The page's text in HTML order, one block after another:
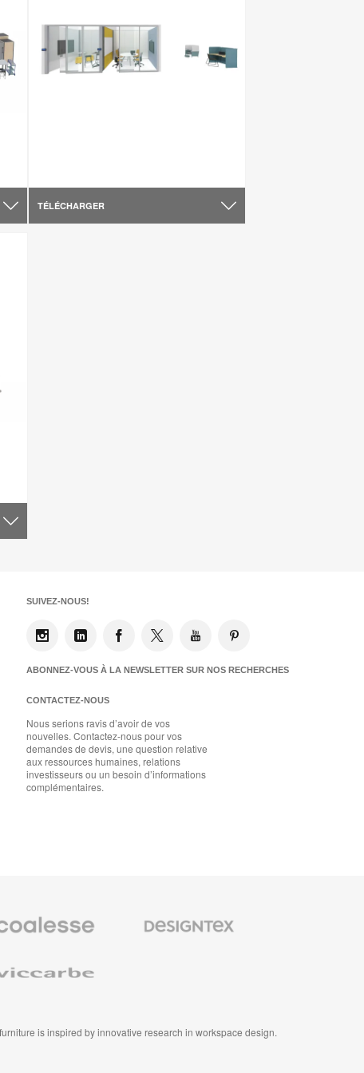
TÉLÉCHARGER
SUIVEZ-NOUS!
ABONNEZ-VOUS À LA NEWSLETTER SUR NOS RECHERCHES
CONTACTEZ-NOUS
Nous serions ravis d’avoir de vos
nouvelles. Contactez-nous pour vos
demandes de devis, une question relative
aux ressources humaines, relations
investisseurs ou un besoin d’informations
complémentaires.
Textiles
is inspired by innovative research in workspace design.